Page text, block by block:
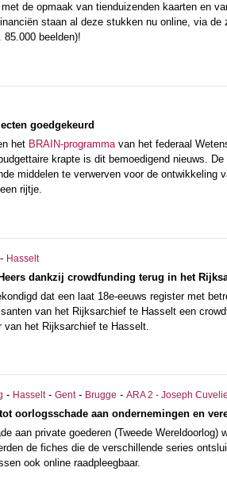
de opmaak van tienduizenden kaarten en
staan al deze stukken nu online, via
beelden)!
goedgekeurd
het BRAIN-programma van het federaal
krapte is dit bemoedigend nieuws.
middelen te verwerven voor de
rijtje.
- Hasselt
dankzij crowdfunding terug in het
dat een laat 18e-eeuws register met
van het Rijksarchief te Hasselt een
van het Rijksarchief te Hasselt.
- Hasselt- Gent- Brugge - ARA 2 - Joseph
oorlogsschade aan ondernemingen en
aan private goederen (Tweede
de fiches die de verschillende series
ook online raadpleegbaar.